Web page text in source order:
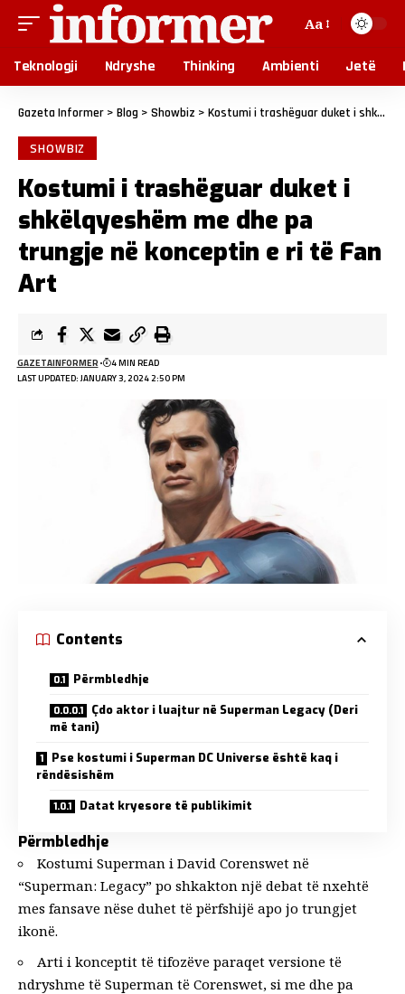
Aa
Teknologji Ndryshe Thinking Ambienti Jetë
Gazeta Informer > Blog > Showbiz > Kostumi i trashëguar duket i shkëlqyeshëm me dhe pa trungje në konceptin e ri të Fan Art
SHOWBIZ
Kostumi i trashëguar duket i
shkëlqyeshëm me dhe pa
trungje në konceptin e ri të Fan
Art
LAST UPDATED: JANUARY 3, 2024 2:50 PM
GAZETAINFORMER 4 MIN READ
Contents
Përmbledhje
Çdo aktor i luajtur në Superman Legacy (Deri
më tani)
Pse kostumi i Superman DC Universe është kaq i
rëndësishëm
Datat kryesore të publikimit
Përmbledhje
Kostumi Superman i David Corenswet në
“Superman: Legacy” po shkakton një debat të nxehtë
mes fansave nëse duhet të përfshijë apo jo trungjet
ikonë.
Arti i konceptit të tifozëve paraqet versione të
ndryshme të Superman të Corenswet, si me dhe pa